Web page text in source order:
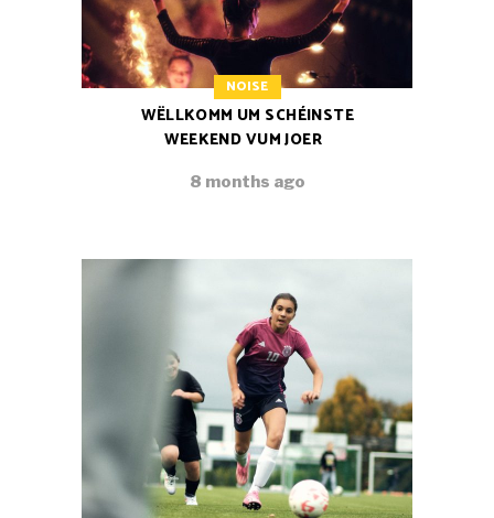
NOISE
WËLLKOMM UM SCHÉINSTE
WEEKEND VUM JOER
8 months ago